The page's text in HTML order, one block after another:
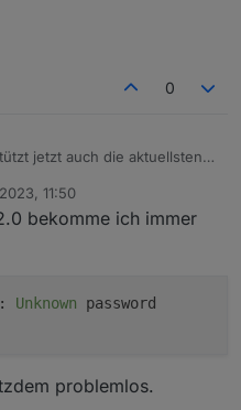
0
jetzt auch die aktuellsten
11:50
bekomme ich immer
Unknown password
problemlos.